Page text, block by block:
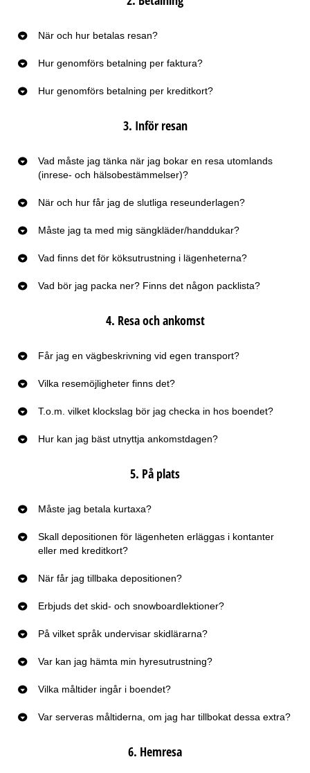
När och hur betalas resan?
Hur genomförs betalning per faktura?
Hur genomförs betalning per kreditkort?
3. Inför resan
Vad måste jag tänka när jag bokar en resa utomlands
(inrese- och hälsobestämmelser)?
När och hur får jag de slutliga reseunderlagen?
Måste jag ta med mig sängkläder/handdukar?
Vad finns det för köksutrustning i lägenheterna?
Vad bör jag packa ner? Finns det någon packlista?
4. Resa och ankomst
Får jag en vägbeskrivning vid egen transport?
Vilka resemöjligheter finns det?
T.o.m. vilket klockslag bör jag checka in hos boendet?
Hur kan jag bäst utnyttja ankomstdagen?
5. På plats
Måste jag betala kurtaxa?
Skall depositionen för lägenheten erläggas i kontanter
eller med kreditkort?
När får jag tillbaka depositionen?
Erbjuds det skid- och snowboardlektioner?
På vilket språk undervisar skidlärarna?
Var kan jag hämta min hyresutrustning?
Vilka måltider ingår i boendet?
Var serveras måltiderna, om jag har tillbokat dessa extra?
6. Hemresa